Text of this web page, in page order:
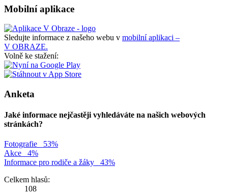
Mobilní aplikace
Sledujte informace z našeho webu v mobilní aplikaci –
V OBRAZE.
Volně ke stažení:
Anketa
Jaké informace nejčastěji vyhledáváte na našich webových
stránkách?
Fotografie
53%
Akce
4%
Informace pro rodiče a žáky
43%
Celkem hlasů:
108